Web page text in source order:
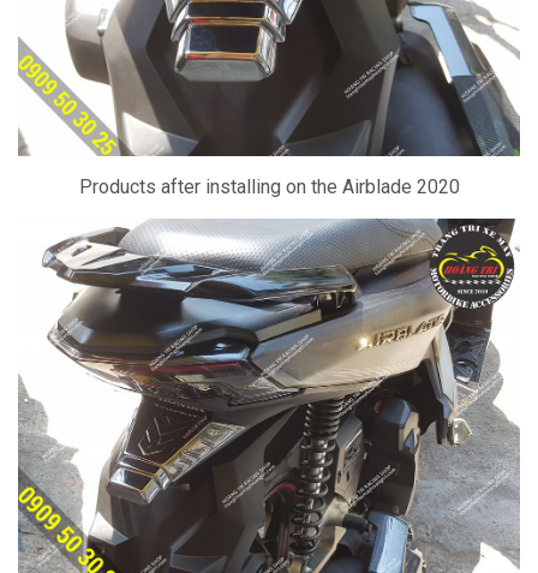
Products after installing on the Airblade 2020